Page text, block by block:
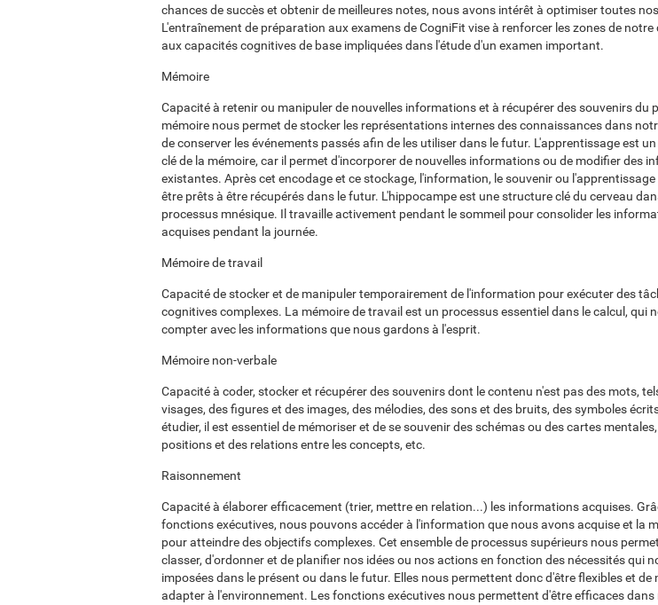
chances de succès et obtenir de meilleures notes, nous avons intérêt à optimiser toutes
L'entraînement de préparation aux examens de CogniFit vise à renforcer les zones de notre
aux capacités cognitives de base impliquées dans l'étude d'un examen important.
Mémoire
Capacité à retenir ou manipuler de nouvelles informations et à récupérer des souvenirs du
mémoire nous permet de stocker les représentations internes des connaissances dans
de conserver les événements passés afin de les utiliser dans le futur. L'apprentissage est
clé de la mémoire, car il permet d'incorporer de nouvelles informations ou de modifier des
existantes. Après cet encodage et ce stockage, l'information, le souvenir ou
être prêts à être récupérés dans le futur. L'hippocampe est une structure clé du cerveau
processus mnésique. Il travaille activement pendant le sommeil pour consolider les
acquises pendant la journée.
Mémoire de travail
Capacité de stocker et de manipuler temporairement de l'information pour exécuter des
cognitives complexes. La mémoire de travail est un processus essentiel dans le calcul, qui
compter avec les informations que nous gardons à l'esprit.
Mémoire non-verbale
Capacité à coder, stocker et récupérer des souvenirs dont le contenu n'est pas des mots,
visages, des figures et des images, des mélodies, des sons et des bruits, des symboles
étudier, il est essentiel de mémoriser et de se souvenir des schémas ou des cartes
positions et des relations entre les concepts, etc.
Raisonnement
Capacité à élaborer efficacement (trier, mettre en relation...) les informations acquises.
fonctions exécutives, nous pouvons accéder à l'information que nous avons acquise et la
pour atteindre des objectifs complexes. Cet ensemble de processus supérieurs nous
classer, d'ordonner et de planifier nos idées ou nos actions en fonction des nécessités qui
imposées dans le présent ou dans le futur. Elles nous permettent donc d'être flexibles et de
adapter à l'environnement. Les fonctions exécutives nous permettent d'être efficaces dans